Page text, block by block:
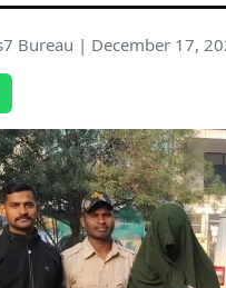
Bureau | December 17,